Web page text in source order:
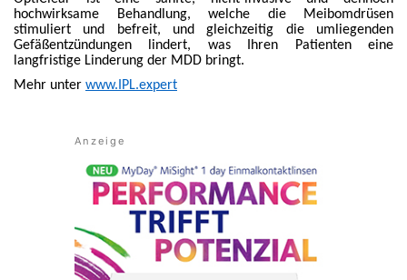
hochwirksame Behandlung, welche die Meibomdrüsen
stimuliert und befreit, und gleichzeitig die umliegenden
Gefäßentzündungen lindert, was Ihren Patienten eine
langfristige Linderung der MDD bringt.
Mehr unter www.IPL.expert